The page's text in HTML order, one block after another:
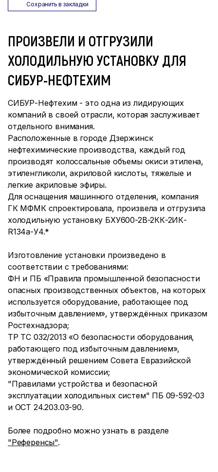
Сохранить в закладки
ПРОИЗВЕЛИ И ОТГРУЗИЛИ
ХОЛОДИЛЬНУЮ УСТАНОВКУ ДЛЯ
СИБУР-НЕФТЕХИМ
СИБУР-Нефтехим - это одна из лидирующих
компаний в своей отрасли, которая заслуживает
отдельного внимания.
Расположенные в городе Дзержинск
нефтехимические производства, каждый год
производят колоссальные объемы окиси этилена,
этиленгликоли, акриловой кислоты, тяжелые и
легкие акриловые эфиры.
Для оснащения машинного отделения, компания
ГК МФМК спроектировала, произвела и отгрузила
холодильную установку БХУ600-2В-2КК-2ИК-
R134a-У4.*
Изготовление установки произведено в
соответствии с требованиями:
ФН и ПБ «Правила промышленной безопасности
опасных производственных объектов, на которых
используется оборудование, работающее под
избыточным давлением», утверждённых приказом
Ростехнадзора;
ТР ТС 032/2013 «О безопасности оборудования,
работающего под избыточным давлением»,
утверждённый решением Совета Евразийской
экономической комиссии;
"Правилами устройства и безопасной
эксплуатации холодильных систем" ПБ 09-592-03
и ОСТ 24.203.03-90.
Более подробно можно узнать в разделе
"Референсы".